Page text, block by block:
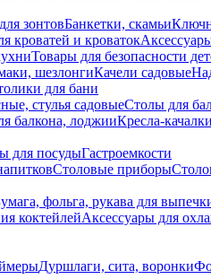
зонтовБанкетки, скамьи
кроватей и кроваток
Товары для безопасности
шезлонгиКачели садовые
для бани
стулья садовыеСтолы для
балкона, лоджииКресла-
для посудыГастроемкости
Столовые приборы
фольга, рукава для
коктейлейАксессуары для
Дуршлаги, сита, воронки